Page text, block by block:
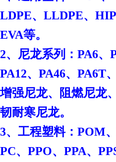
LDPE、LLDPE、
EVA等。
2、尼龙系列：PA6、
PA12、PA46、PA6T
增强尼龙、阻燃尼龙
韧耐寒尼龙。
3、工程塑料：POM
PC、PPO、PPA、